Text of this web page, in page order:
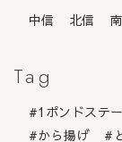
中信 北信
Tag
1ポンドステ
から揚げ